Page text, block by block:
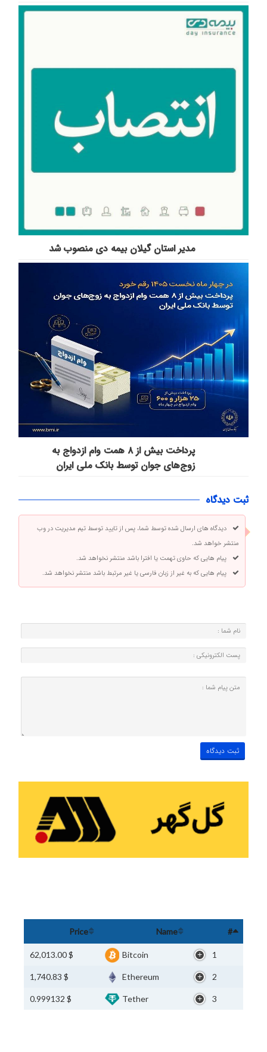
مدیر استان گیلان بیمه دی منصوب شد
پرداخت بیش از ۸ همت وام ازدواج به
زوج‌های جوان توسط بانک ملی ایران
ثبت دیدگاه
دیدگاه های ارسال شده توسط شما، پس از تایید توسط تیم مدیریت در وب
منتشر خواهد شد.
پیام هایی که حاوی تهمت یا افترا باشد منتشر نخواهد شد.
پیام هایی که به غیر از زبان فارسی یا غیر مرتبط باشد منتشر نخواهد شد.
#
Name
Price
1
Bitcoin
$ 62,013.00
2
Ethereum
$ 1,740.83
3
Tether
$ 0.999132